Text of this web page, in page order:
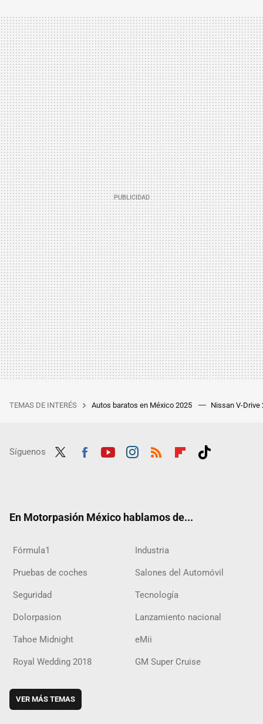
TEMAS DE INTERÉS Autos baratos en México 2025 Nissan V-Drive
Síguenos
En Motorpasión México hablamos de...
Fórmula1 Industria
Pruebas de coches Salones del Automóvil
Seguridad Tecnología
Dolorpasion Lanzamiento nacional
Tahoe Midnight eMii
Royal Wedding 2018 GM Super Cruise
VER MÁS TEMAS